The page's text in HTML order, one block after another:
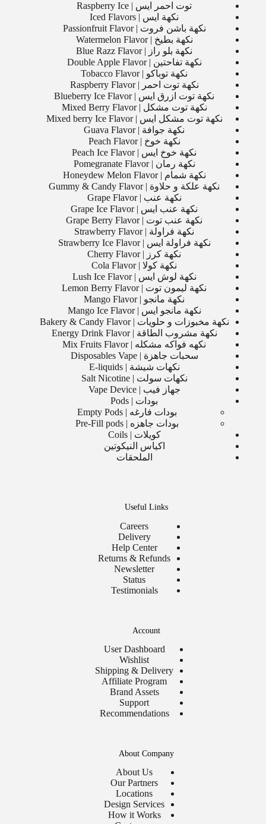
توت احمر ايس | Raspberry Ice
نكهة ايس | Iced Flavors
نكهة باشن فروت | Passionfruit Flavor
نكهة بطيخ | Watermelon Flavor
نكهة بلو راز | Blue Razz Flavor
نكهة تفاحتين | Double Apple Flavor
نكهة توباكو | Tobacco Flavor
نكهة توت احمر | Raspberry Flavor
نكهة توت ازرق ايس | Blueberry Ice Flavor
نكهة توت مشكل | Mixed Berry Flavor
نكهة توت مشكل ايس | Mixed berry Ice Flavor
نكهة جوافة | Guava Flavor
نكهة خوخ | Peach Flavor
نكهة خوخ ايس | Peach Ice Flavor
نكهة رمان | Pomegranate Flavor
نكهة شمام | Honeydew Melon Flavor
نكهة علكة و حلاوة | Gummy & Candy Flavor
نكهة عنب | Grape Flavor
نكهة عنب ايس | Grape Ice Flavor
نكهة عنب توت | Grape Berry Flavor
نكهة فراولة | Strawberry Flavor
نكهة فراولة ايس | Strawberry Ice Flavor
نكهة كرز | Cherry Flavor
نكهة كولا | Cola Flavor
نكهة لوش ايس | Lush Ice Flavor
نكهة ليمون توت | Lemon Berry Flavor
نكهة مانجو | Mango Flavor
نكهة مانجو ايس | Mango Ice Flavor
نكهة مخبوزات و حلويات | Bakery & Candy Flavor
نكهة مشروب الطاقة | Energy Drink Flavor
نكهه فواكه مشكله | Mix Fruits Flavor
سحبات جاهزة | Disposables Vape
نكهات شيشة | E-liquids
نكهات سولت | Salt Nicotine
جهاز فيب | Vape Device
بودات | Pods
بودات فارغه | Empty Pods
بودات جاهزه | Pre-Fill pods
كويلات | Coils
اكياس النيكوتين
الملحقات
Useful Links
Careers
Delivery
Help Center
Returns & Refunds
Newsletter
Status
Testimonials
Account
User Dashboard
Wishlist
Shipping & Delivery
Affiliate Program
Brand Assets
Support
Recommendations
About Company
About Us
Our Partners
Locations
Design Services
How it Works